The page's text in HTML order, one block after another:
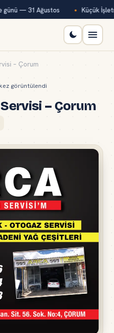
günü — 31 Ağustos Küçük
– Çorum
kez görüntülendi
– Çorum